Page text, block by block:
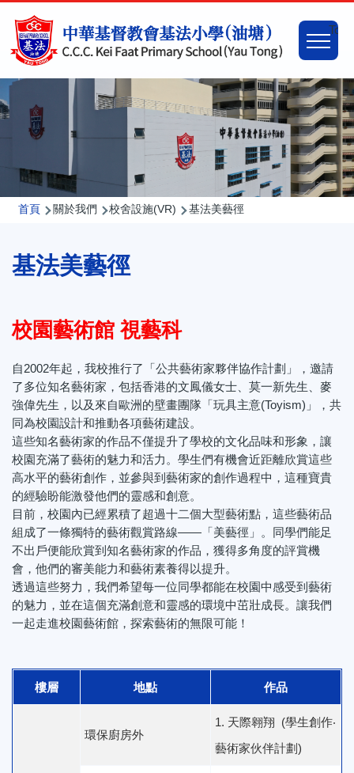
Main
導
連
首頁 關於我們 校舍設施(VR) 基法美藝徑
基法美藝徑
校園藝術館 視藝科
自2002年起，我校推行了「公共藝術家夥伴協作計劃」，邀請
了多位知名藝術家，包括香港的文鳳儀女士、莫一新先生、麥
強偉先生，以及來自歐洲的壁畫團隊「玩具主意(Toyism)」，共
同為校園設計和推動各項藝術建設。
這些知名藝術家的作品不僅提升了學校的文化品味和形象，讓
校園充滿了藝術的魅力和活力。學生們有機會近距離欣賞這些
高水平的藝術創作，並參與到藝術家的創作過程中，這種寶貴
的經驗盼能激發他們的靈感和創意。
目前，校園內已經累積了超過十二個大型藝術點，這些藝術品
組成了一條獨特的藝術觀賞路線——「美藝徑」。同學們能足
不出戶便能欣賞到知名藝術家的作品，獲得多角度的評賞機
會，他們的審美能力和藝術素養得以提升。
透過這些努力，我們希望每一位同學都能在校園中感受到藝術
的魅力，並在這個充滿創意和靈感的環境中茁壯成長。讓我們
一起走進校園藝術館，探索藝術的無限可能！
樓層 地點 作品
環保廚房外
1. 天際翱翔 (學生創作‧
藝術家伙伴計劃)